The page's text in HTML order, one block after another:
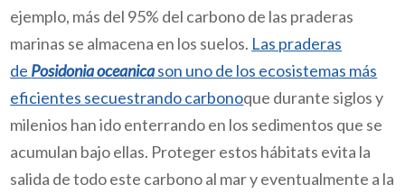
ejemplo, más del 95% del carbono de las praderas
marinas se almacena en los suelos. Las praderas
de Posidonia oceanicason uno de los ecosistemas más
eficientes secuestrando carbonoque durante siglos y
milenios han ido enterrando en los sedimentos que se
acumulan bajo ellas. Proteger estos hábitats evita la
salida de todo este carbono al mar y eventualmente a la